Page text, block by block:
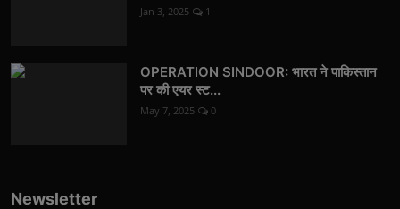
Jan 3, 2025 1
OPERATION SINDOOR: भारत ने पाकिस्तान
पर की एयर स्ट...
May 7, 2025 0
Newsletter